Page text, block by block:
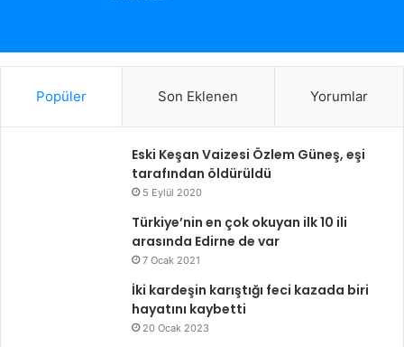
Popüler Son Eklenen Yorumlar
Eski Keşan Vaizesi Özlem Güneş, eşi
tarafından öldürüldü
5 Eylül 2020
Türkiye’nin en çok okuyan ilk 10 ili
arasında Edirne de var
7 Ocak 2021
İki kardeşin karıştığı feci kazada biri
hayatını kaybetti
20 Ocak 2023